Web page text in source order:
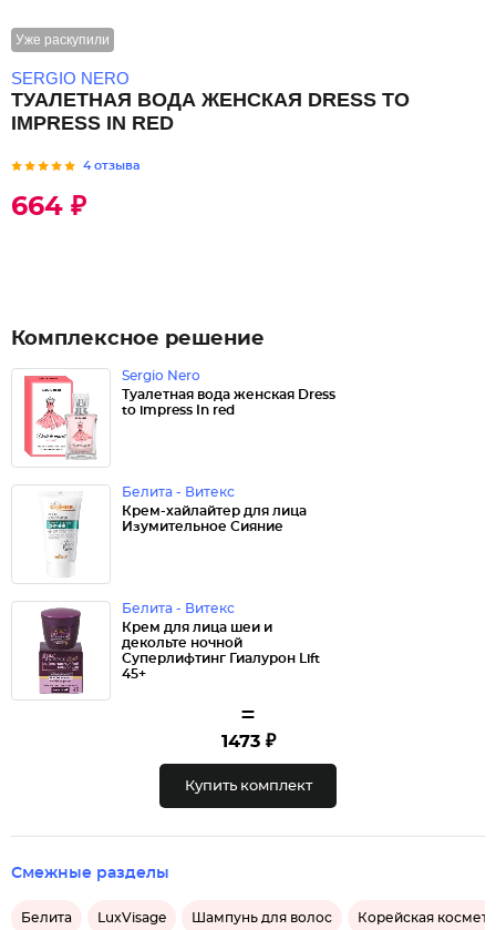
Уже раскупили
SERGIO NERO
ТУАЛЕТНАЯ ВОДА ЖЕНСКАЯ DRESS TO
IMPRESS IN RED
4 отзыва
664 ₽
Комплексное решение
Sergio Nero
Туалетная вода женская Dress
to impress In red
Белита - Витекс
Крем-хайлайтер для лица
Изумительное Сияние
Белита - Витекс
Крем для лица шеи и
декольте ночной
Суперлифтинг Гиалурон Lift
45+
=
1473 ₽
Купить комплект
Смежные разделы
Белита LuxVisage Шампунь для волос Корейская